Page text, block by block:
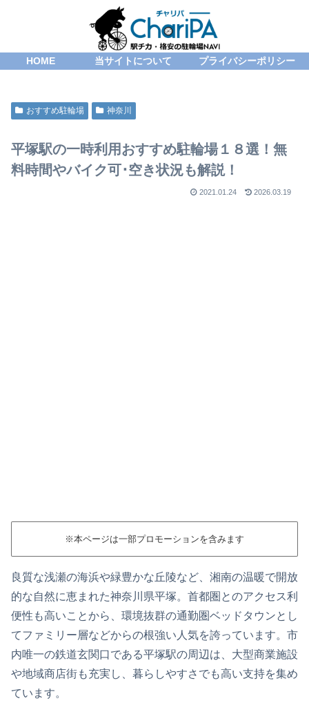
HOME 当サイトについて プライバシーポリシー
おすすめ駐輪場 神奈川
平塚駅の一時利用おすすめ駐輪場１８選！無
料時間やバイク可･空き状況も解説！
2021.01.24 2026.03.19
※本ページは一部プロモーションを含みます
良質な浅瀬の海浜や緑豊かな丘陵など、湘南の温暖で開放
的な自然に恵まれた神奈川県平塚。首都圏とのアクセス利
便性も高いことから、環境抜群の通勤圏ベッドタウンとし
てファミリー層などからの根強い人気を誇っています。市
内唯一の鉄道玄関口である平塚駅の周辺は、大型商業施設
や地域商店街も充実し、暮らしやすさでも高い支持を集め
ています。